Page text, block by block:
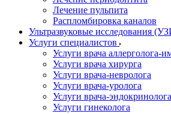
Лечение пульпита
Распломбировка каналов
Ультразвуковые исследования
Услуги специалистов
Услуги врача аллерголога-
Услуги врача хирурга
Услуги врача-невролога
Услуги врача-уролога
Услуги врача-эндокринолога
Услуги гинеколога